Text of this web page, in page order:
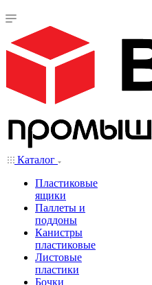
Каталог
Пластиковые
ящики
Паллеты и
поддоны
Канистры
пластиковые
Листовые
пластики
Бочки